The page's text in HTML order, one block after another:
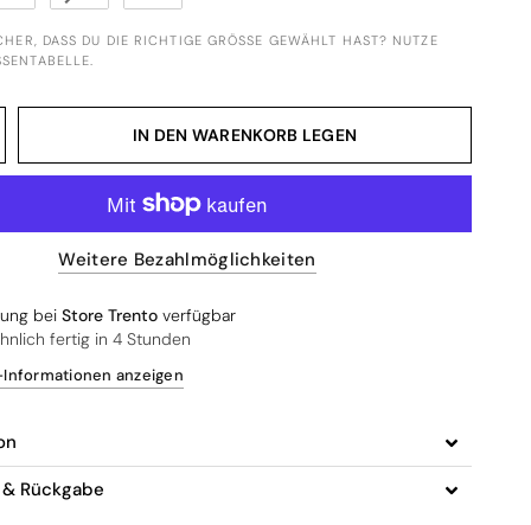
DASS DU DIE RICHTIGE GRÖSSE GEWÄHLT HAST? NUTZE U
IN DEN WARENKORB LEGEN
Weitere Bezahlmöglichkeiten
beiStore Trento verfügbar
fertig in 4 Stunden
anzeigen
Rückgabe